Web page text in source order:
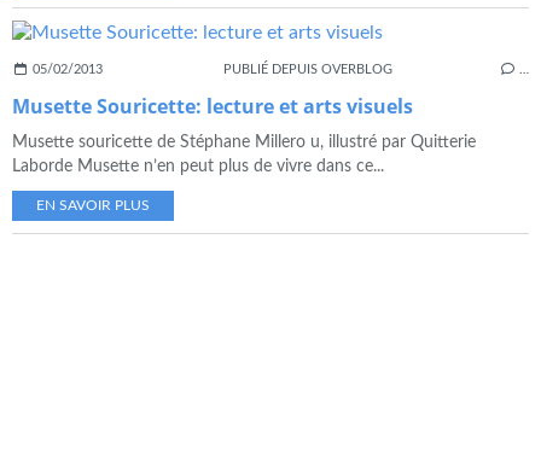
05/02/2013 PUBLIÉ DEPUIS OVERBLOG
Musette Souricette: lecture et arts visuels
Musette souricette de Stéphane Millero u, illustré par Quitterie
Laborde Musette n’en peut plus de vivre dans ce...
EN SAVOIR PLUS